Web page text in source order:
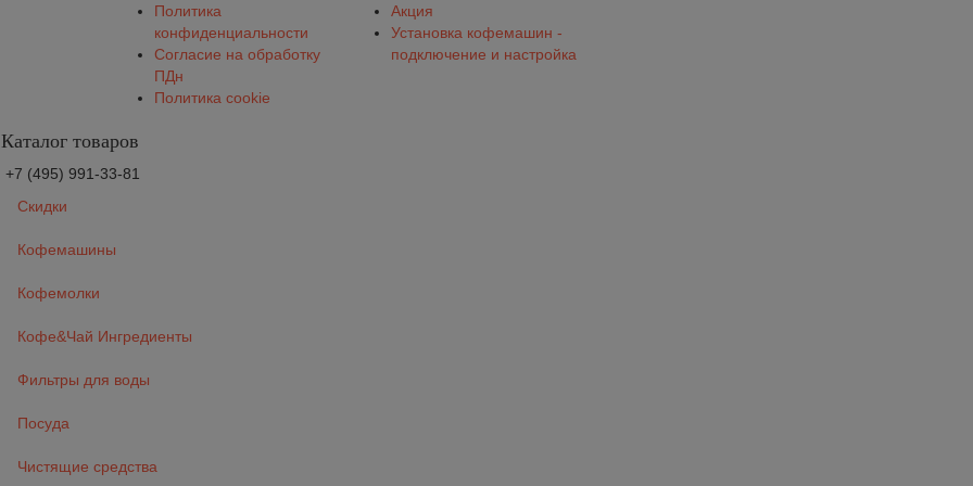
Политика
конфиденциальности
Согласие на обработку
ПДн
Политика cookie
Акция
Установка кофемашин -
подключение и настройка
Каталог товаров
+7 (495) 991-33-81
Скидки
Кофемашины
Кофемолки
Кофе&Чай Ингредиенты
Фильтры для воды
Посуда
Чистящие средства